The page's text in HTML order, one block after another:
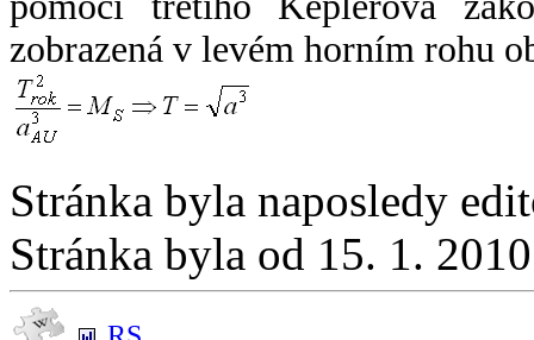
zobrazená v levém horním rohu
Stránka byla naposledy
Stránka byla od 15. 1.